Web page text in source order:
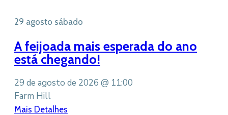
29 agosto sábado
A feijoada mais esperada do ano
está chegando!
29 de agosto de 2026 @ 11:00
Farm Hill
Mais Detalhes